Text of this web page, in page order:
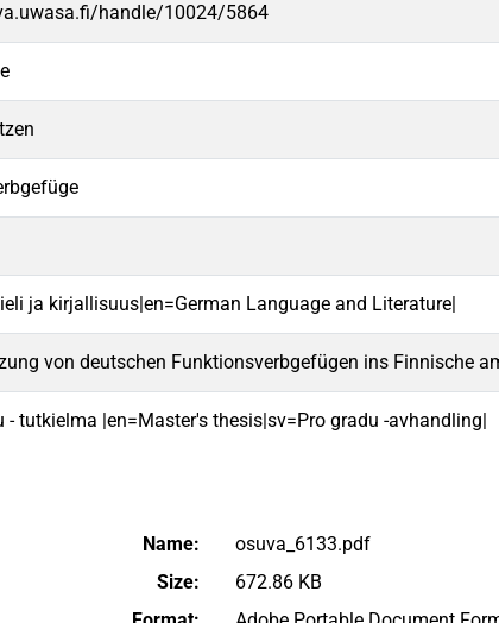
handle/10024/5864
ja kirjallisuus|en=German Language and Literature|
von deutschen Funktionsverbgefügen ins Finnische
- tutkielma |en=Master's thesis|sv=Pro gradu -avhandling|
Name:
osuva_6133.pdf
Size:
672.86 KB